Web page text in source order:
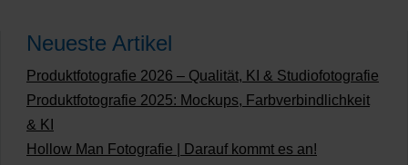
Neueste Artikel
Produktfotografie 2026 – Qualität, KI & Studiofotografie
Produktfotografie 2025: Mockups, Farbverbindlichkeit
& KI
Hollow Man Fotografie | Darauf kommt es an!